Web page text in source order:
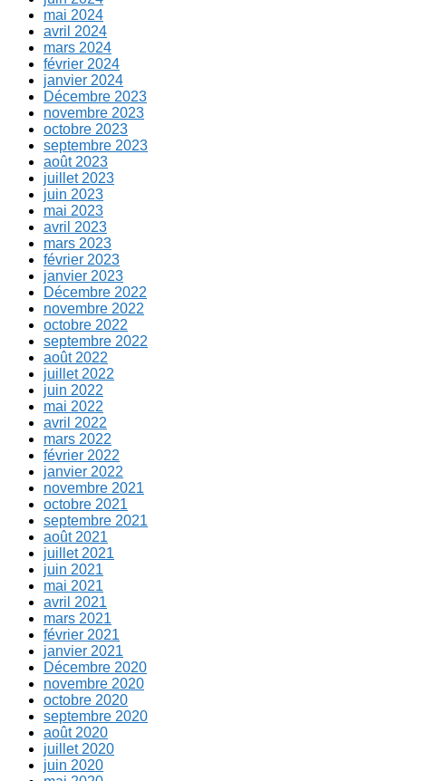
mai 2024
avril 2024
mars 2024
février 2024
janvier 2024
Décembre 2023
novembre 2023
octobre 2023
septembre 2023
août 2023
juillet 2023
juin 2023
mai 2023
avril 2023
mars 2023
février 2023
janvier 2023
Décembre 2022
novembre 2022
octobre 2022
septembre 2022
août 2022
juillet 2022
juin 2022
mai 2022
avril 2022
mars 2022
février 2022
janvier 2022
novembre 2021
octobre 2021
septembre 2021
août 2021
juillet 2021
juin 2021
mai 2021
avril 2021
mars 2021
février 2021
janvier 2021
Décembre 2020
novembre 2020
octobre 2020
septembre 2020
août 2020
juillet 2020
juin 2020